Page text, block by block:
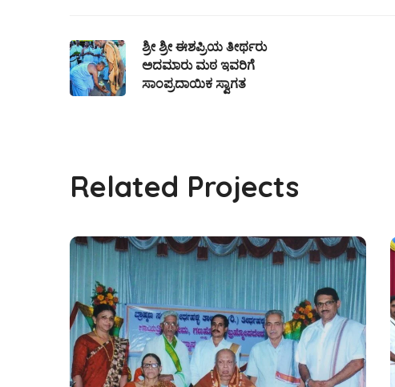
ಶ್ರೀ ಶ್ರೀ ಈಶಪ್ರಿಯ ತೀರ್ಥರು
ಅದಮಾರು ಮಠ ಇವರಿಗೆ
ಸಾಂಪ್ರದಾಯಿಕ ಸ್ವಾಗತ
Related Projects